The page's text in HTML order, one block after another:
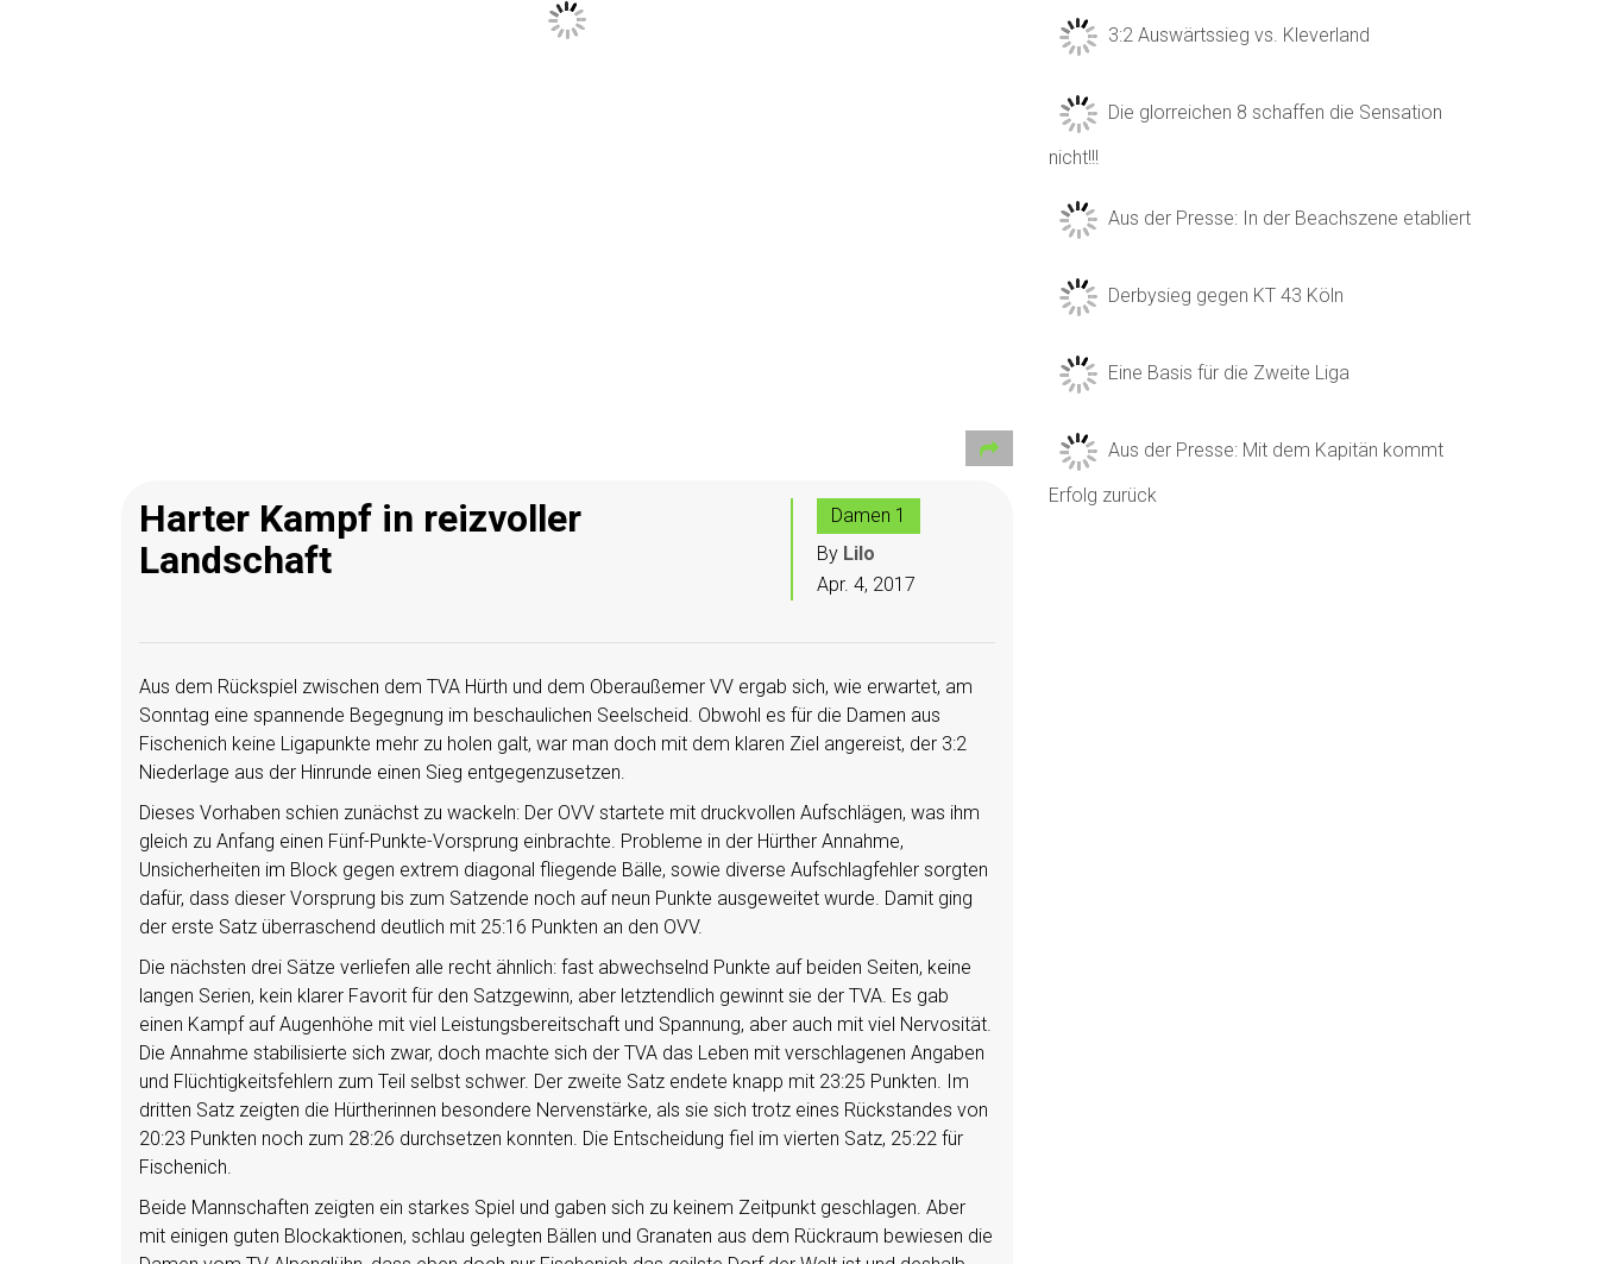
Harter Kampf in reizvoller
Landschaft
Damen 1
By Lilo
Apr. 4, 2017
Aus dem Rückspiel zwischen dem TVA Hürth und dem Oberaußemer VV ergab sich, wie erwartet, am
Sonntag eine spannende Begegnung im beschaulichen Seelscheid. Obwohl es für die Damen aus
Fischenich keine Ligapunkte mehr zu holen galt, war man doch mit dem klaren Ziel angereist, der 3:2
Niederlage aus der Hinrunde einen Sieg entgegenzusetzen.
Dieses Vorhaben schien zunächst zu wackeln: Der OVV startete mit druckvollen Aufschlägen, was ihm
gleich zu Anfang einen Fünf-Punkte-Vorsprung einbrachte. Probleme in der Hürther Annahme,
Unsicherheiten im Block gegen extrem diagonal fliegende Bälle, sowie diverse Aufschlagfehler sorgten
dafür, dass dieser Vorsprung bis zum Satzende noch auf neun Punkte ausgeweitet wurde. Damit ging
der erste Satz überraschend deutlich mit 25:16 Punkten an den OVV.
Die nächsten drei Sätze verliefen alle recht ähnlich: fast abwechselnd Punkte auf beiden Seiten, keine
langen Serien, kein klarer Favorit für den Satzgewinn, aber letztendlich gewinnt sie der TVA. Es gab
einen Kampf auf Augenhöhe mit viel Leistungsbereitschaft und Spannung, aber auch mit viel Nervosität.
Die Annahme stabilisierte sich zwar, doch machte sich der TVA das Leben mit verschlagenen Angaben
und Flüchtigkeitsfehlern zum Teil selbst schwer. Der zweite Satz endete knapp mit 23:25 Punkten. Im
dritten Satz zeigten die Hürtherinnen besondere Nervenstärke, als sie sich trotz eines Rückstandes von
20:23 Punkten noch zum 28:26 durchsetzen konnten. Die Entscheidung fiel im vierten Satz, 25:22 für
Fischenich.
Beide Mannschaften zeigten ein starkes Spiel und gaben sich zu keinem Zeitpunkt geschlagen. Aber
mit einigen guten Blockaktionen, schlau gelegten Bällen und Granaten aus dem Rückraum bewiesen die
3:2 Auswärtssieg vs. Kleverland
Die glorreichen 8 schaffen die Sensation
nicht!!!
Aus der Presse: In der Beachszene etabliert
Derbysieg gegen KT 43 Köln
Eine Basis für die Zweite Liga
Aus der Presse: Mit dem Kapitän kommt
Erfolg zurück